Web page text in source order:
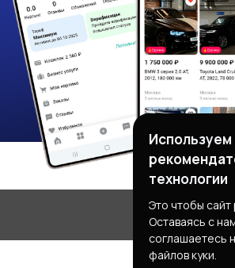
Используем
технологии
Это чтобы
Оставаясь с
соглашаетесь
файлов куки.